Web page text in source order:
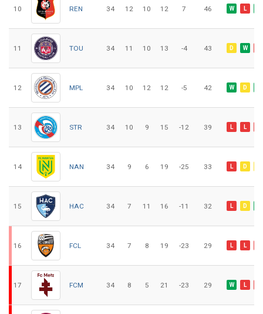
10 REN 34 12 10 12 7 46 W L
11 TOU 34 11 10 13 -4 43 D W
12 MPL 34 10 12 12 -5 42 W D
13 STR 34 10 9 15 -12 39 L L
14 NAN 34 9 6 19 -25 33 L D
15 HAC 34 7 11 16 -11 32 L D
16 FCL 34 7 8 19 -23 29 L L
17 FCM 34 8 5 21 -23 29 W L